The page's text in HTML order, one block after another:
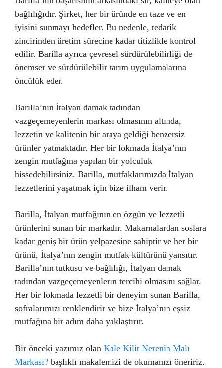
bağlılığıdır. Şirket, her bir üründe en taze ve en
iyisini sunmayı hedefler. Bu nedenle, tedarik
zincirinden üretim sürecine kadar titizlikle kontrol
edilir. Barilla ayrıca çevresel sürdürülebilirliği de
önemser ve sürdürülebilir tarım uygulamalarına
öncülük eder.
Barilla’nın İtalyan damak tadından
vazgeçemeyenlerin markası olmasının altında,
lezzetin ve kalitenin bir araya geldiği benzersiz
ürünler yatmaktadır. Her bir lokmada İtalya’nın
zengin mutfağına yapılan bir yolculuk
hissedebilirsiniz. Barilla, mutfaklarımızda İtalyan
lezzetlerini yaşatmak için bize ilham verir.
Barilla, İtalyan mutfağının en özgün ve lezzetli
ürünlerini sunan bir markadır. Makarnalardan soslara
kadar geniş bir ürün yelpazesine sahiptir ve her bir
ürünü, İtalya’nın zengin mutfak kültürünü yansıtır.
Barilla’nın tutkusu ve bağlılığı, İtalyan damak
tadından vazgeçemeyenlerin tercihi olmasını sağlar.
Her bir lokmada lezzetli bir deneyim sunan Barilla,
sofralarımızı renklendirir ve bize İtalya’nın eşsiz
mutfağına bir adım daha yaklaştırır.
Bir önceki yazımız olan Kale Kilit Nerenin Malı
Markası? başlıklı makalemizi de okumanızı öneririz.